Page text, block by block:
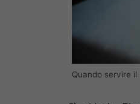
Quando servire